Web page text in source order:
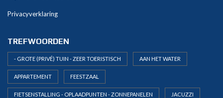
Privacyverklaring
TREFWOORDEN
- GROTE (PRIVÉ) TUIN - ZEER TOERISTISCH AAN HET WATER
APPARTEMENT FEESTZAAL
FIETSENSTALLING - OPLAADPUNTEN - ZONNEPANELEN JACUZZI